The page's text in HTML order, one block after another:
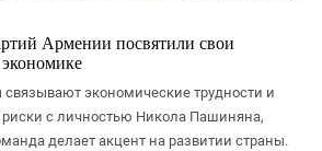
Армении посвятили свои
экономические трудности и
с личностью Никола Пашиняна,
делает акцент на развитии страны.